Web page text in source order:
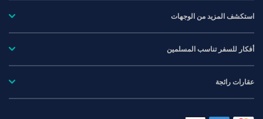
استكشف المزيد من الوجهات
أفكار للسفر تناسب المسلمين
عقارات رائجة